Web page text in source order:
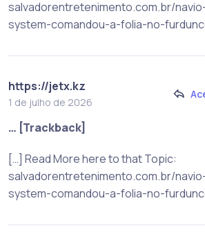
salvadorentretenimento.com.br/
system-comandou-a-folia-no-
https://jetx.kz
1 de julho de 2026
… [Trackback]
[…] Read More here to that Topic:
salvadorentretenimento.com.br/
system-comandou-a-folia-no-